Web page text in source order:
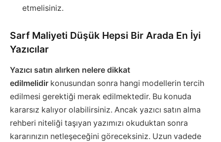
etmelisiniz.
Sarf Maliyeti Düşük Hepsi Bir Arada En İyi
Yazıcılar
Yazıcı satın alırken nelere dikkat
edilmelidir konusundan sonra hangi modellerin tercih
edilmesi gerektiği merak edilmektedir. Bu konuda
kararsız kalıyor olabilirsiniz. Ancak yazıcı satın alma
rehberi niteliği taşıyan yazımızı okuduktan sonra
kararınızın netleşeceğini göreceksiniz. Uzun vadede